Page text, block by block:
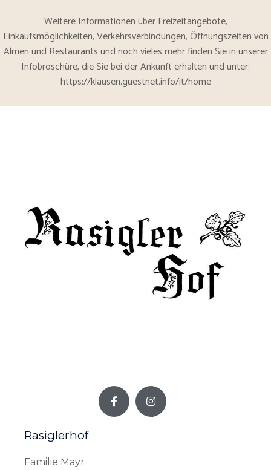
Weitere Informationen über Freizeitangebote,
Einkaufsmöglichkeiten, Verkehrsverbindungen, Öffnungszeiten von
Almen und Restaurants und noch vieles mehr finden Sie in unserer
Infobroschüre, die Sie bei der Ankunft erhalten und unter:
https://klausen.guestnet.info/it/home
a
c
n
s
Rasiglerhof
Familie Mayr